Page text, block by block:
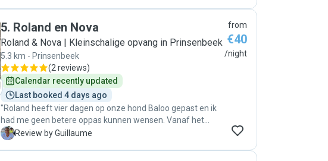
5. Roland en Nova
Roland & Nova | Kleinschalige opvang in Prinsenbeek
5.3 km - Prinsenbeek
(2 reviews)
Calendar recently updated
Last booked 4 days ago
"Roland heeft vier dagen op onze hond Baloo gepast en ik
had me geen betere oppas kunnen wensen. Vanaf het
eerste moment was duidelijk hoeveel liefde en aandacht hij
G Review by Guillaume
from
€40
/night